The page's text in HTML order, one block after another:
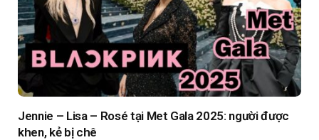
Jennie – Lisa – Rosé tại Met Gala 2025: người được
khen, kẻ bị chê